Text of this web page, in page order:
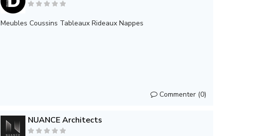
Meubles Coussins Tableaux Rideaux Nappes
Commenter (0)
NUANCE Architects